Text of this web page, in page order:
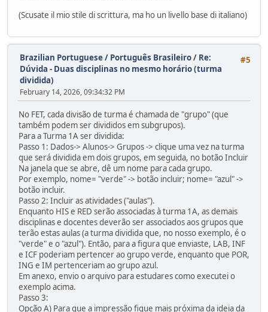
(Scusate il mio stile di scrittura, ma ho un livello base di italiano)
#5
Brazilian Portuguese / Português Brasileiro/ Re:
Dúvida - Duas disciplinas no mesmo horário (turma
dividida)
February 14, 2026, 09:34:32 PM
No FET, cada divisão de turma é chamada de "grupo" (que
também podem ser divididos em subgrupos).
Para a Turma 1A ser dividida:
Passo 1: Dados-> Alunos-> Grupos -> clique uma vez na turma
que será dividida em dois grupos, em seguida, no botão Incluir
Na janela que se abre, dê um nome para cada grupo.
Por exemplo, nome= "verde" -> botão incluir; nome= "azul" ->
botão incluir.
Passo 2: Incluir as atividades ("aulas").
Enquanto HIS e RED serão associadas à turma 1A, as demais
disciplinas e docentes deverão ser associados aos grupos que
terão estas aulas (a turma dividida que, no nosso exemplo, é o
"verde" e o "azul"). Então, para a figura que enviaste, LAB, INF
e ICF poderiam pertencer ao grupo verde, enquanto que POR,
ING e IM pertenceriam ao grupo azul.
Em anexo, envio o arquivo para estudares como executei o
exemplo acima.
Passo 3:
Opção A) Para que a impressão fique mais próxima da ideia da